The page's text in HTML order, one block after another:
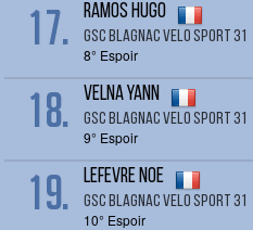
17. RAMOS Hugo
GSC BLAGNAC VELO SPORT 31
8° Espoir
18. VELNA Yann
GSC BLAGNAC VELO SPORT 31
9° Espoir
19. LEFEVRE Noe
GSC BLAGNAC VELO SPORT 31
10° Espoir